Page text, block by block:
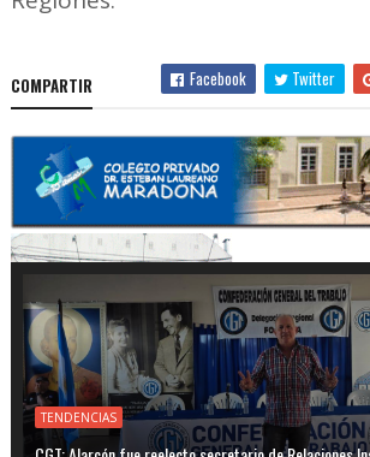
COMPARTIR Facebook Twitter
TENDENCIAS